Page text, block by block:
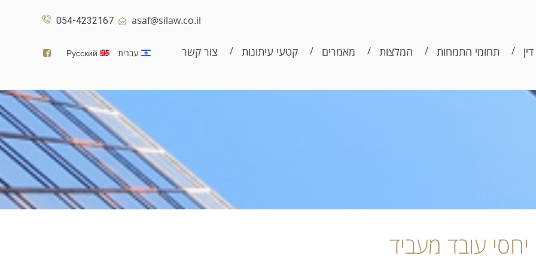
054-4232167 asaf@silaw.co.il
תחומי התמחות המלצות מאמרים קטעי עיתונות צור קשר עברית Русский
יחסי עובד מעביד